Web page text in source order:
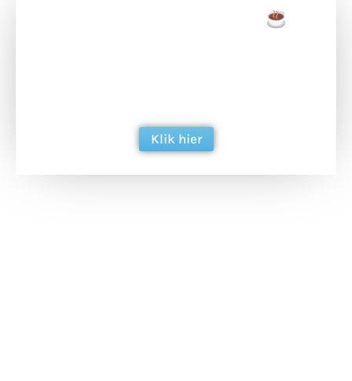
Klik hier